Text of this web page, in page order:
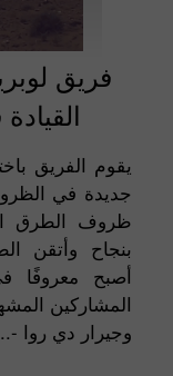
فريق
يقوم الفريق
جديدة في
ظروف الطرق
بنجاح وأتقن
أصبح معروفًا
المشاركين
وجيرار دي روا -